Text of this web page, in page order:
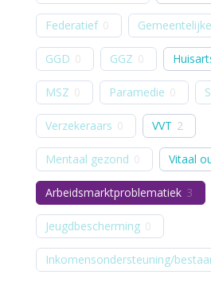
Federatief
GGD GGZ
MSZ Paramedie
Verzekeraars VVT 2
Mentaal gezond Vitaal
Arbeidsmarktproblematiek 3
Jeugdbescherming
Inkomensondersteuning/